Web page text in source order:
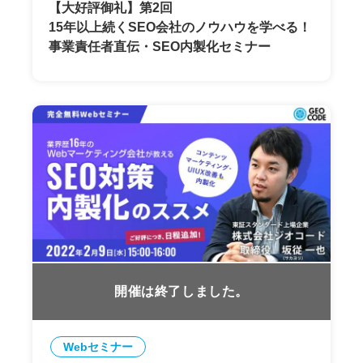
【大好評御礼】第2回
15年以上続くSEO会社のノウハウを学べる！
事業責任者直伝・SEO内製化セミナー
開催は終了しました。
Webセミナー